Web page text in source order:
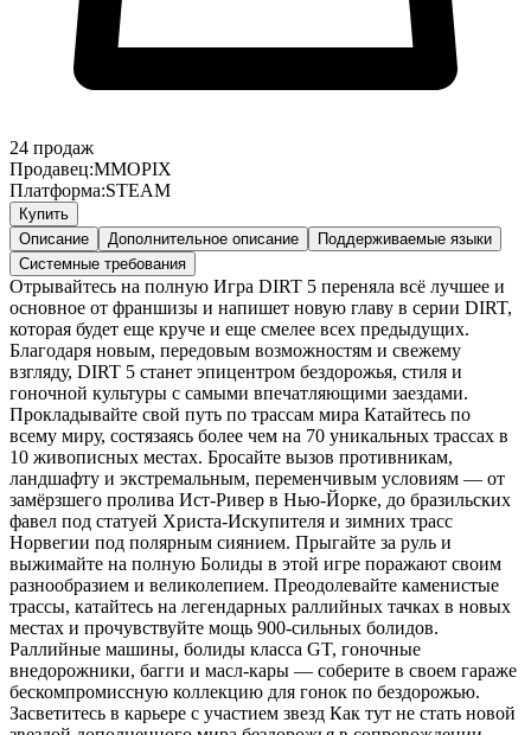
24 продаж
Продавец:MMOPIX
Платформа:STEAM
Купить
Описание
Дополнительное описание
Поддерживаемые языки
Системные требования
Отрывайтесь на полную Игра DIRT 5 переняла всё лучшее и
основное от франшизы и напишет новую главу в серии DIRT,
которая будет еще круче и еще смелее всех предыдущих.
Благодаря новым, передовым возможностям и свежему
взгляду, DIRT 5 станет эпицентром бездорожья, стиля и
гоночной культуры с самыми впечатляющими заездами.
Прокладывайте свой путь по трассам мира Катайтесь по
всему миру, состязаясь более чем на 70 уникальных трассах в
10 живописных местах. Бросайте вызов противникам,
ландшафту и экстремальным, переменчивым условиям — от
замёрзшего пролива Ист-Ривер в Нью-Йорке, до бразильских
фавел под статуей Христа-Искупителя и зимних трасс
Норвегии под полярным сиянием. Прыгайте за руль и
выжимайте на полную Болиды в этой игре поражают своим
разнообразием и великолепием. Преодолевайте каменистые
трассы, катайтесь на легендарных раллийных тачках в новых
местах и прочувствуйте мощь 900-сильных болидов.
Раллийные машины, болиды класса GT, гоночные
внедорожники, багги и масл-кары — соберите в своем гараже
бескомпромиссную коллекцию для гонок по бездорожью.
Засветитесь в карьере с участием звезд Как тут не стать новой